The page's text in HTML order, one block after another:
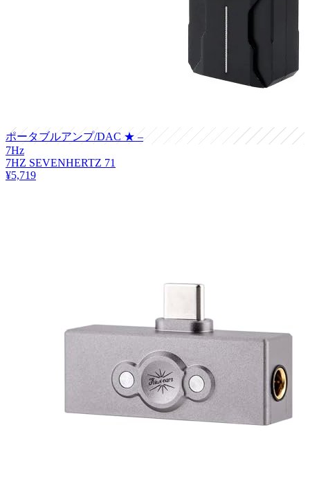
ポータブルアンプ/DAC ★ –
7Hz
7HZ SEVENHERTZ 71
¥5,719